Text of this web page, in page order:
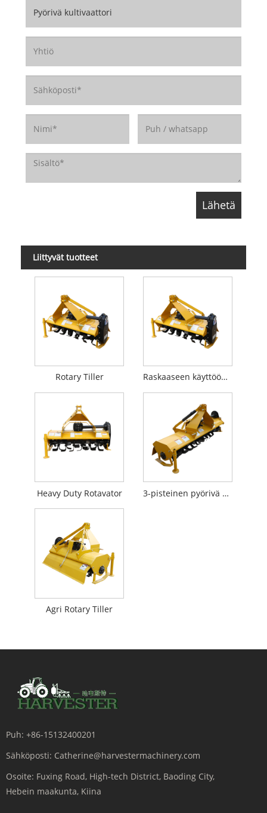
Liittyvät tuotteet
Rotary Tiller Raskaaseen käyttöön tarkoitettu pyörivä jyrsin
Heavy Duty Rotavator 3-pisteinen pyörivä ohjausaisa
Agri Rotary Tiller
Puh: +86-15132400201
Sähköposti: Catherine@harvestermachinery.com
Osoite: Fuxing Road, High-tech District, Baoding City,
Hebein maakunta, Kiina